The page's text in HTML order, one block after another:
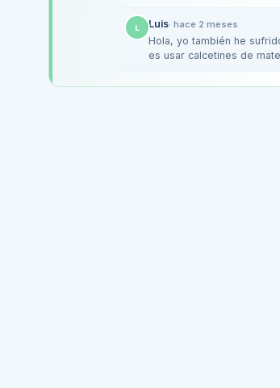
L Luis· hace 2 meses
Hola, yo también he
es usar calcetines de